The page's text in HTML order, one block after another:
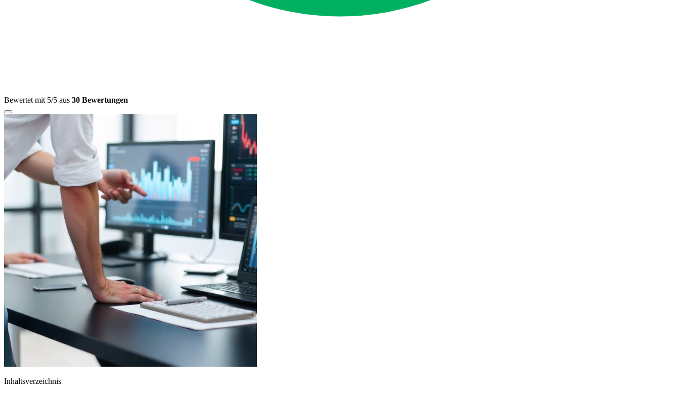
Bewertet mit 5/5 aus 30 Bewertungen
Inhaltsverzeichnis